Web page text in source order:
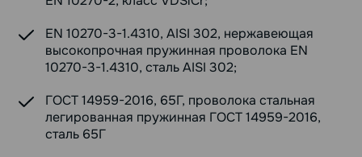
EN 10270-3-1.4310, AISI 302, нержавеющая
высокопрочная пружинная проволока EN
10270-3-1.4310, сталь AISI 302;
ГОСТ 14959-2016, 65Г, проволока стальная
легированная пружинная ГОСТ 14959-2016,
сталь 65Г